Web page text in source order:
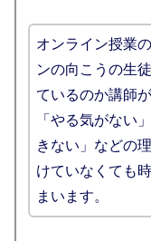
オンライン授業
ンの向こうの生
ているのか講師
「やる気がない
きない」などの
けていなくても
まいます。